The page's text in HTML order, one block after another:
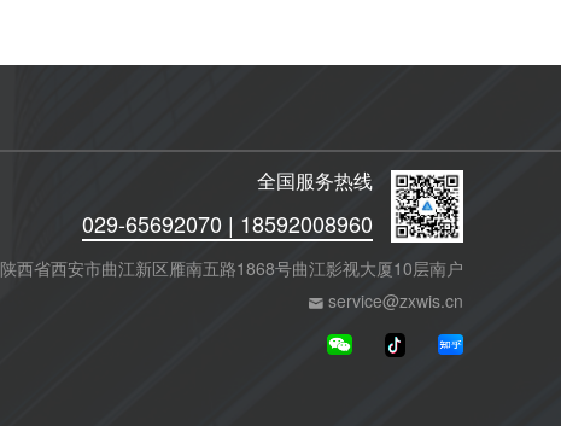
全国服务热线
029-65692070 | 18592008960
陕西省西安市曲江新区雁南五路1868号曲江影视大厦10层南户
service@zxwis.cn